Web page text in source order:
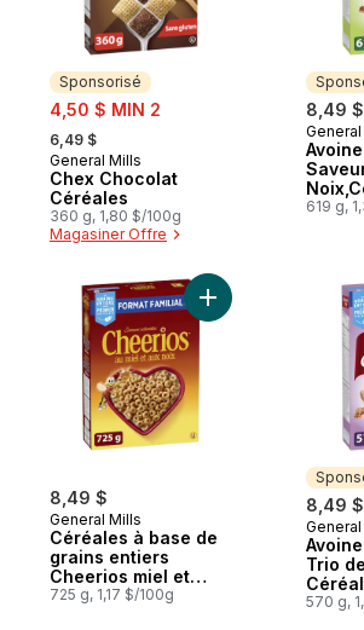
Sponsorisé
sale:
4,50 $ MIN 2
, formerly:
6,49 $
Sponsorisé
General Mills
Chex Chocolat
Céréales
360 g, 1,80 $/100g
Magasiner Offre
8,49 $
le
619 g,
8,49 $
General Mills
Céréales à base de
grains entiers
Cheerios miel et
noix, format familial
725 g, 1,17 $/100g
Ajouter Céréales à
8,49 $
Trio
Petit-
570 g,